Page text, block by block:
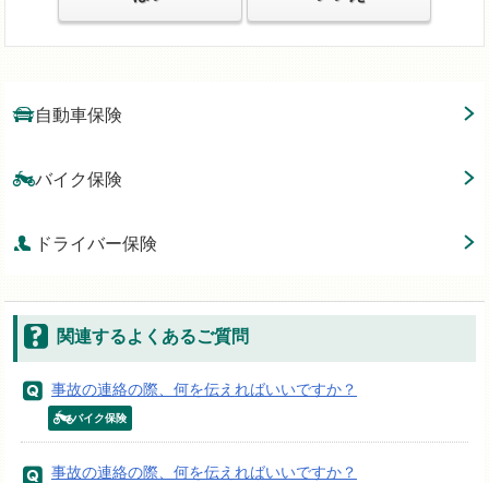
自動車保険
バイク保険
ドライバー保険
関連するよくあるご質問
事故の連絡の際、何を伝えればいいですか？
バイク保険
事故の連絡の際、何を伝えればいいですか？